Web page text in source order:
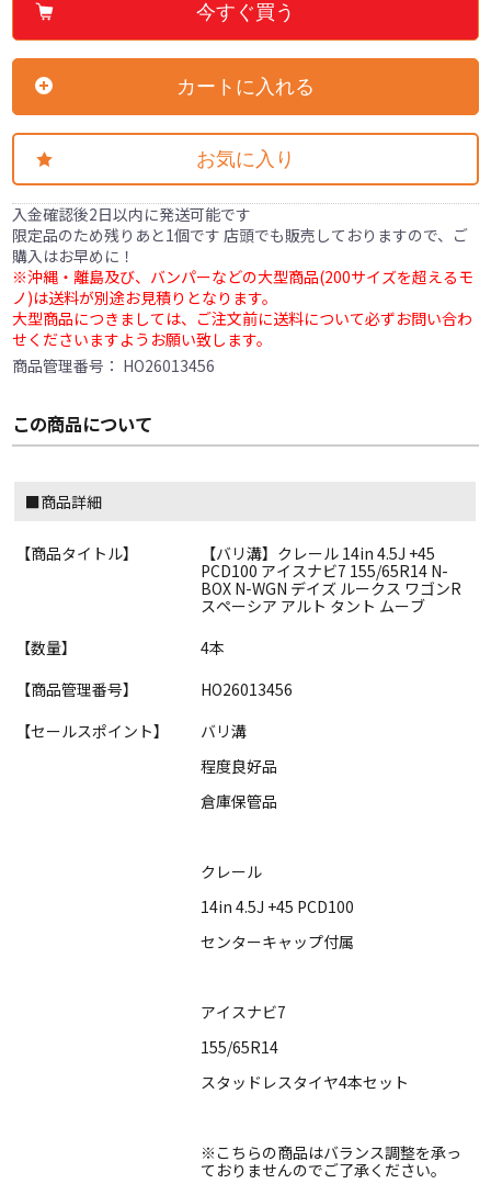
今すぐ買う
カートに入れる
お気に入り
入金確認後2日以内に発送可能です
限定品のため残りあと1個です 店頭でも販売しておりますので、ご
購入はお早めに！
※沖縄・離島及び、バンパーなどの大型商品(200サイズを超えるモ
ノ)は送料が別途お見積りとなります。
大型商品につきましては、ご注文前に送料について必ずお問い合わ
せくださいますようお願い致します。
商品管理番号： HO26013456
この商品について
■商品詳細
【商品タイトル】
【バリ溝】クレール 14in 4.5J +45
PCD100 アイスナビ7 155/65R14 N-
BOX N-WGN デイズ ルークス ワゴンR
スペーシア アルト タント ムーブ
【数量】
4本
【商品管理番号】
HO26013456
【セールスポイント】
バリ溝
程度良好品
倉庫保管品
クレール
14in 4.5J +45 PCD100
センターキャップ付属
アイスナビ7
155/65R14
スタッドレスタイヤ4本セット
※こちらの商品はバランス調整を承っ
ておりませんのでご了承ください。